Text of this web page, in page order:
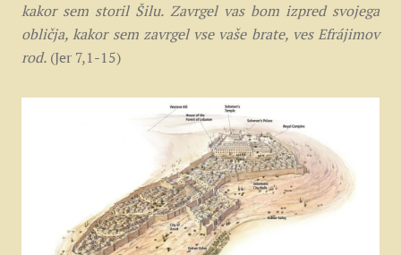
kakor sem storil Šilu. Zavrgel vas bom izpred svojega
obličja, kakor sem zavrgel vse vaše brate, ves Efrájimov
rod. (Jer 7,1-15)